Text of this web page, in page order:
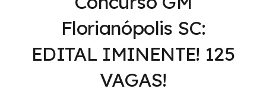
Florianópolis SC:
EDITAL IMINENTE! 125
VAGAS!